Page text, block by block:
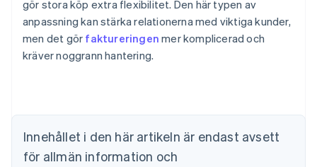
gör stora köp extra flexibilitet. Den här typen av
anpassning kan stärka relationerna med viktiga kunder,
men det gör faktureringen mer komplicerad och
kräver noggrann hantering.
Innehållet i den här artikeln är endast avsett
för allmän information och
Australien
English
Belgien
Bulgarien
Cypern
English